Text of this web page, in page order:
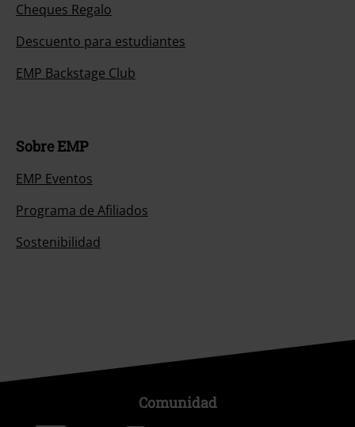
Cheques Regalo
Descuento para estudiantes
EMP Backstage Club
Sobre EMP
EMP Eventos
Programa de Afiliados
Sostenibilidad
Comunidad